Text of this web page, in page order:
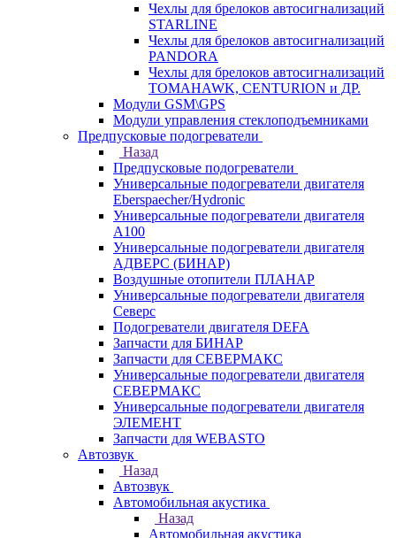
Чехлы для брелоков автосигнализаций
STARLINE
Чехлы для брелоков автосигнализаций
PANDORA
Чехлы для брелоков автосигнализаций
TOMAHAWK, CENTURION и ДР.
Модули GSM\GPS
Модули управления стеклоподъемниками
Предпусковые подогреватели
Назад
Предпусковые подогреватели
Универсальные подогреватели двигателя
Eberspaecher/Hydronic
Универсальные подогреватели двигателя
A100
Универсальные подогреватели двигателя
АДВЕРС (БИНАР)
Воздушные отопители ПЛАНАР
Универсальные подогреватели двигателя
Северс
Подогреватели двигателя DEFA
Запчасти для БИНАР
Запчасти для СЕВЕРМАКС
Универсальные подогреватели двигателя
СЕВЕРМАКС
Универсальные подогреватели двигателя
ЭЛЕМЕНТ
Запчасти для WEBASTO
Автозвук
Назад
Автозвук
Автомобильная акустика
Назад
Автомобильная акустика